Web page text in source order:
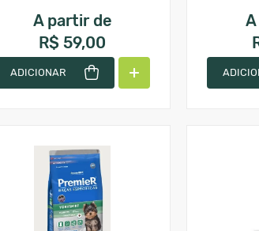
A partir de
R$ 59,00
ADICIONAR